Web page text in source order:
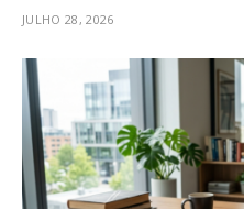
JULHO 28, 2026